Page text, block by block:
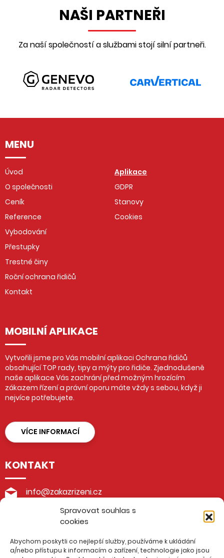
Spravovat souhlas s
cookies
Abychom poskytli co nejlepší služby, používáme k ukládání
a/nebo přístupu k informacím o zařízení, technologie jako jsou
NAŠI PARTNEŘI
Za naší společností a službami stojí silní partneři.
MENU
Úvod
O společnosti
Ceník
Reference
Vybodování
Přestupky
Trestné činy
Roční ochrana řidičů
Kontakt
Aplikace
GDPR
Stanovy
Cookies
MOBILNÍ APLIKACE
Vytvořili jsme pro Vás mobilní aplikaci Ochrana řidičů
obsahující TOP rady, tipy a mýty pro řidiče. Zjednodušeně
naše aplikace Vás zachrání před možným hrozícím
zákazem řízení a právní oporu máte vždy s sebou, když ji
nejvíce potřebujete.
VÍCE INFORMACÍ
KONTAKT
info@zakazrizeni.cz
+420 605 199 188
advokátní kancelář Burda & Pohlůdková
Husova 48/4, 276 01 Mělník